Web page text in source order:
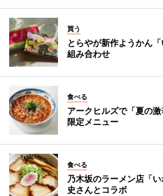
買う
とらやが新作ようかん
組み合わせ
食べる
アークヒルズで「夏の
限定メニュー
食べる
乃木坂のラーメン店「
史さんとコラボ